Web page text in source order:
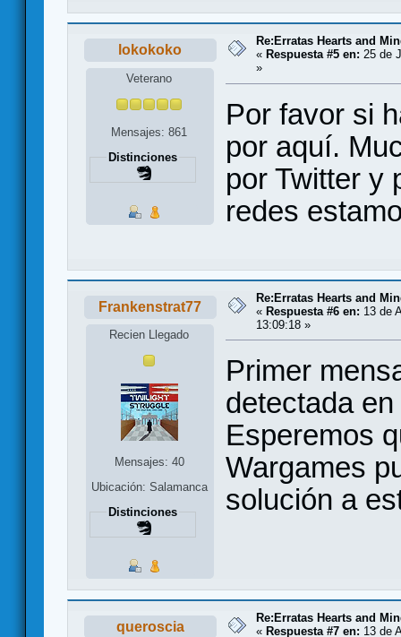
lokokoko
Veterano
Mensajes: 861
Distinciones
Re:Erratas Hearts and
« Respuesta #5 en: 25 de
»
Por favor si
por aquí.
por Twitter y
redes
Frankenstrat77
Recien Llegado
Mensajes: 40
Ubicación: Salamanca
Distinciones
Re:Erratas Hearts and
« Respuesta #6 en: 13 de
13:09:18 »
Primer
detectada
Esperemos
Wargames
solución a
queroscia
Re:Erratas Hearts and
« Respuesta #7 en: 13 de